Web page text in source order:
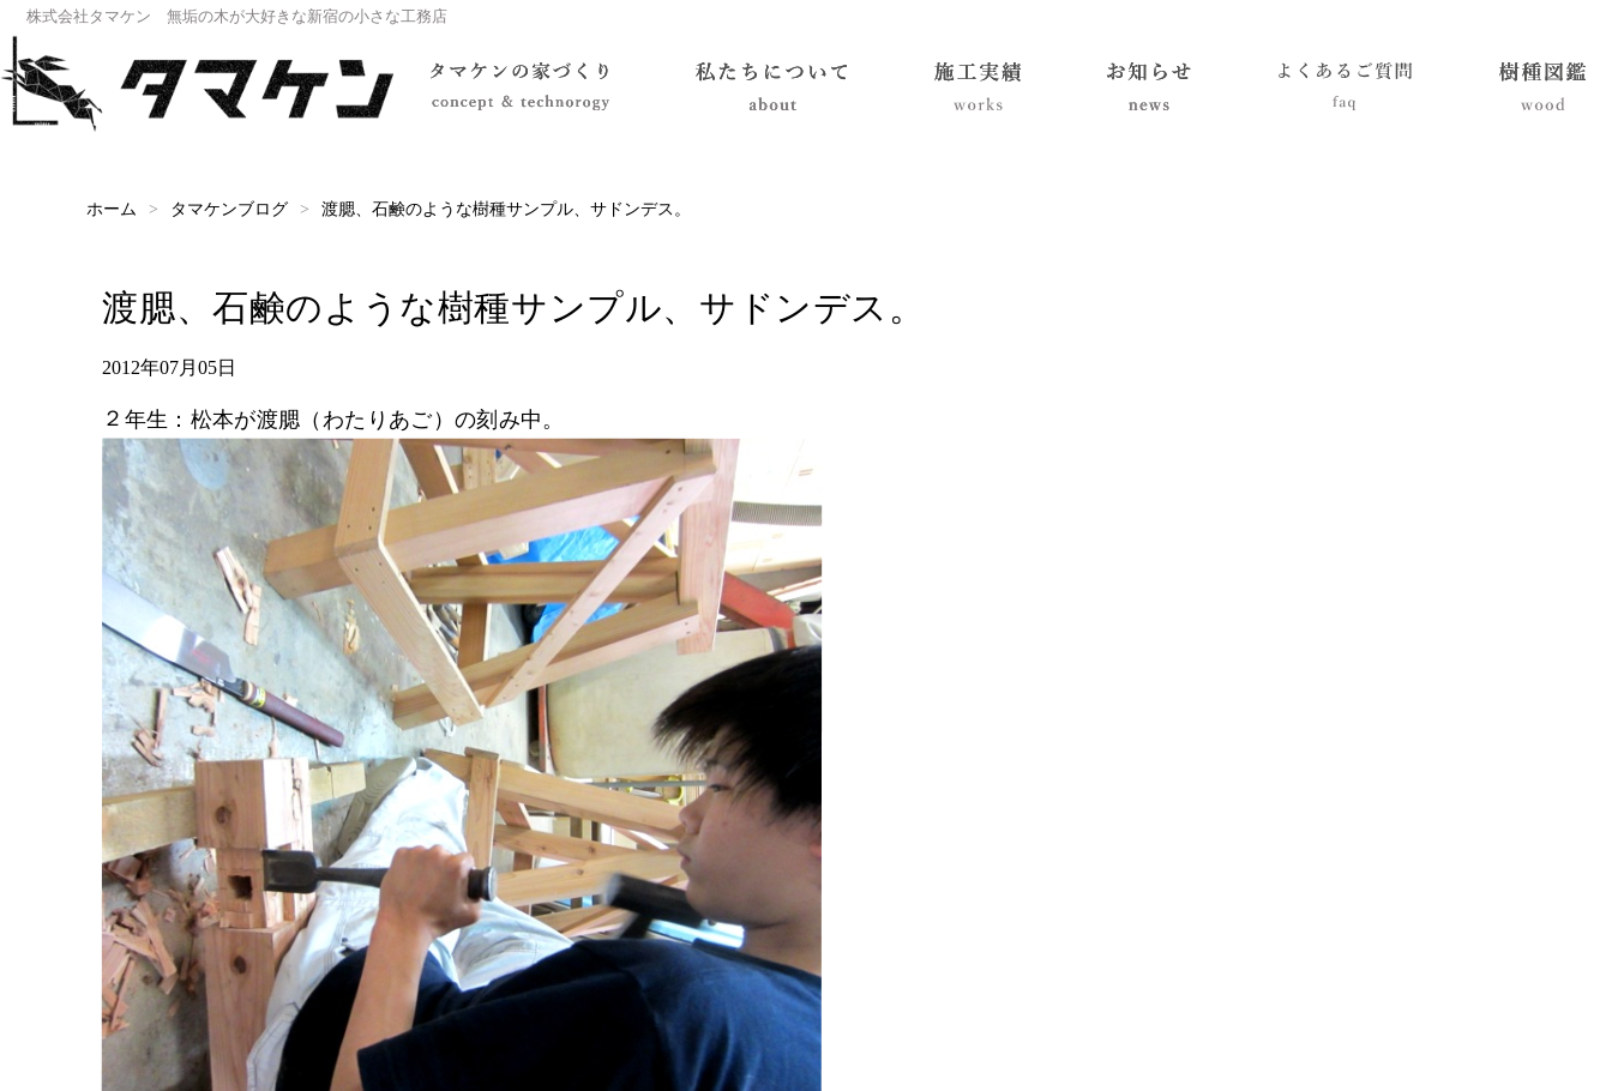
株式会社タマケン 無垢の木が大好きな新宿の小さな工務店
ホーム タマケンブログ 渡腮、石鹸のような樹種サンプル、サドンデス。
渡腮、石鹸のような樹種サンプル、サドンデス。
2012年07月05日
２年生：松本が渡腮（わたりあご）の刻み中。